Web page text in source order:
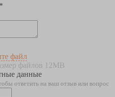
файл
файлов 12MB
данные
ответить на ваш отзыв или вопрос